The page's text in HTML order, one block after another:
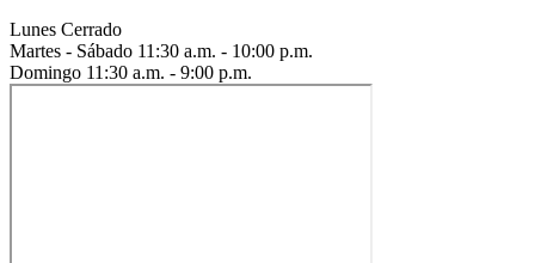
Lunes Cerrado
Martes - Sábado 11:30 a.m. - 10:00 p.m.
Domingo 11:30 a.m. - 9:00 p.m.